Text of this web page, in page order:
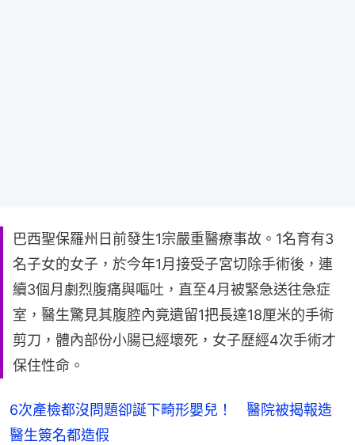
巴西聖保羅州日前發生1宗嚴重醫療事故。1名育有3
名子女的女子，於今年1月接受子宮切除手術後，連
續3個月劇烈腹痛與嘔吐，直至4月被緊急送往急症
室，醫生驚見其腹腔內竟遺留1把長達18厘米的手術
剪刀，體內部份小腸已經壞死，女子歷經4次手術才
保住性命。
6次產檢都沒問題卻誕下畸形嬰兒！ 醫院被揭報造
醫生簽名都造假